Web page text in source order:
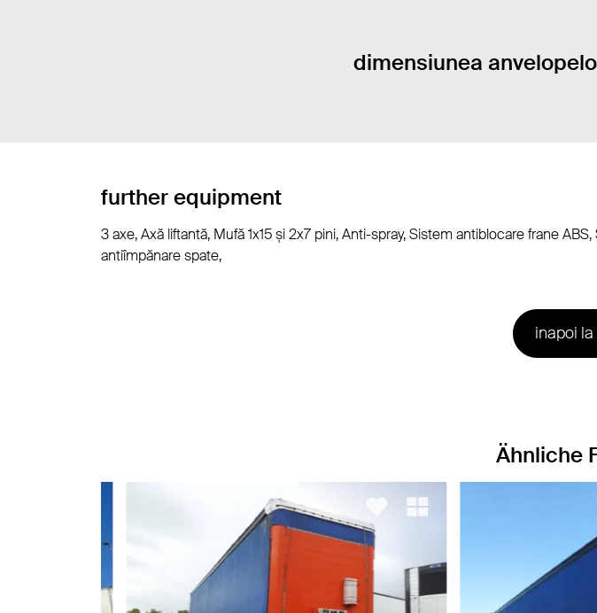
dimensiunea
further equipment
3 axe, Axă liftantă, Mufă 1x15 și 2x7 pini, Anti-spray, Sistem antiblocare frane
antiîmpănare spate,
inapoi
Ähnliche